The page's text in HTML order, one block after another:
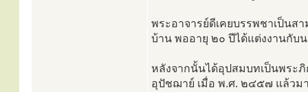
พระอาจารย์ดีเคยบรรพชาเป็นส
บ้าน พออายุ ๒๐ ปีได้แต่งงานกับ
หลังจากนั้นได้อุปสมบทเป็นพระ
อุปัชฌาย์ เมื่อ พ.ศ. ๒๔๕๗ แล้วม